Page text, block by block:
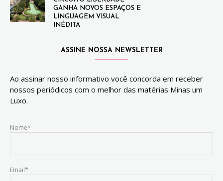
GANHA NOVOS ESPAÇOS E
LINGUAGEM VISUAL
INÉDITA
ASSINE NOSSA NEWSLETTER
Ao assinar nosso informativo você concorda em receber
nossos periódicos com o melhor das matérias Minas um
Luxo.
Nome*
Email*